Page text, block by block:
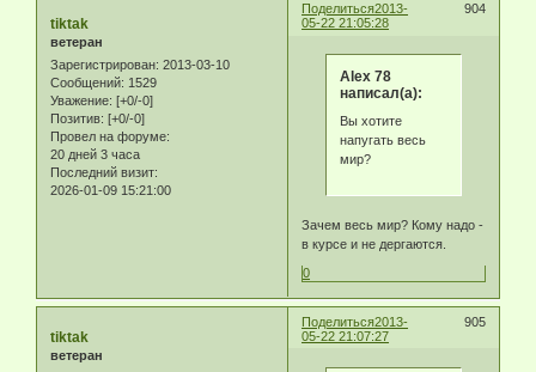
Поделиться 904
2013-
05-22 21:05:28
tiktak
ветеран
Зарегистрирован: 2013-03-10
Сообщений: 1529
Уважение: [+0/-0]
Позитив: [+0/-0]
Провел на форуме:
20 дней 3 часа
Последний визит:
2026-01-09 15:21:00
Alex 78
написал(а):
Вы хотите
напугать весь
мир?
Зачем весь мир? Кому надо -
в курсе и не дергаются.
0
Поделиться 905
2013-
05-22 21:07:27
tiktak
ветеран